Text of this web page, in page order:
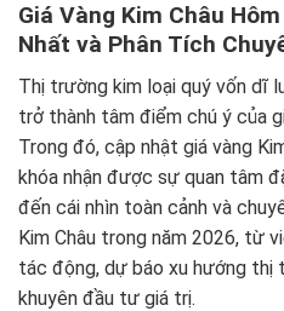
Giá Vàng Kim Châu
Nhất và Phân Tích
Thị trường kim loại quý vốn dĩ
trở thành tâm điểm chú ý của
Trong đó, cập nhật giá vàng
khóa nhận được sự quan tâm
đến cái nhìn toàn cảnh và
Kim Châu trong năm 2026, từ
tác động, dự báo xu hướng thị
khuyên đầu tư giá trị.